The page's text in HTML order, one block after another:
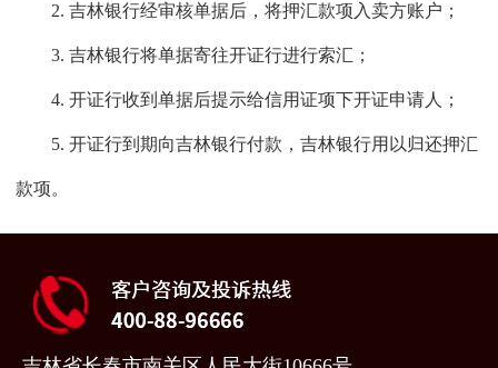
2. 吉林银行经审核单据后，将押汇款项入卖方账户；
3. 吉林银行将单据寄往开证行进行索汇；
4. 开证行收到单据后提示给信用证项下开证申请人；
5. 开证行到期向吉林银行付款，吉林银行用以归还押汇
款项。